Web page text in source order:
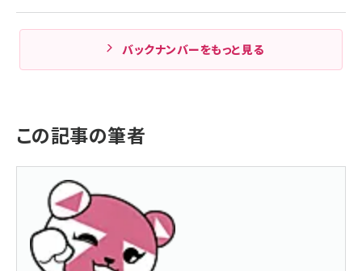
バックナンバーをもっと見る
この記事の筆者